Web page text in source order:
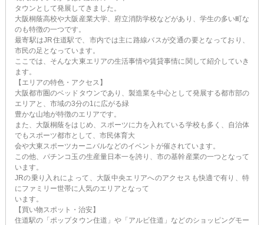
タウンとして発展してきました。
大阪桐蔭高校や大阪産業大学、府立消防学校などがあり、学生の多い町な
のも特徴の一つです。
最寄駅はJR住道駅で、市内では主に路線バスが交通の要となっており、
市民の足となっています。
ここでは、そんな大東エリアの生活事情や賃貸事情に関して紹介していき
ます。
【エリアの特色・アクセス】
大阪都市圏のベッドタウンであり、製造業を中心として発展する都市部の
エリアと、市域の3分の1に広がる緑
豊かな山地が特徴のエリアです。
また、大阪桐蔭をはじめ、スポーツに力を入れている学校も多く、自治体
でもスポーツ都市として、市民体育大
会や大東スポーツカーニバルなどのイベントが催されています。
この他、パチンコ玉の生産量日本一を誇り、市の基幹産業の一つとなって
います。
JRの乗り入れによって、大阪中央エリアへのアクセスも快適で有り、特
にファミリー世帯に人気のエリアとなって
います。
【買い物スポット・治安】
住道駅の「ポップタウン住道」や「アルビ住道」などのショッピングモー